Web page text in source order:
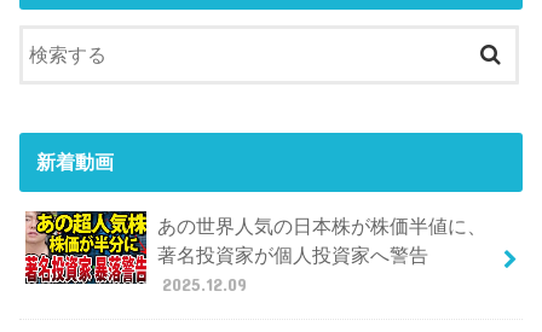
新着動画
あの世界人気の日本株が株価半値に、
著名投資家が個人投資家へ警告
2025.12.09